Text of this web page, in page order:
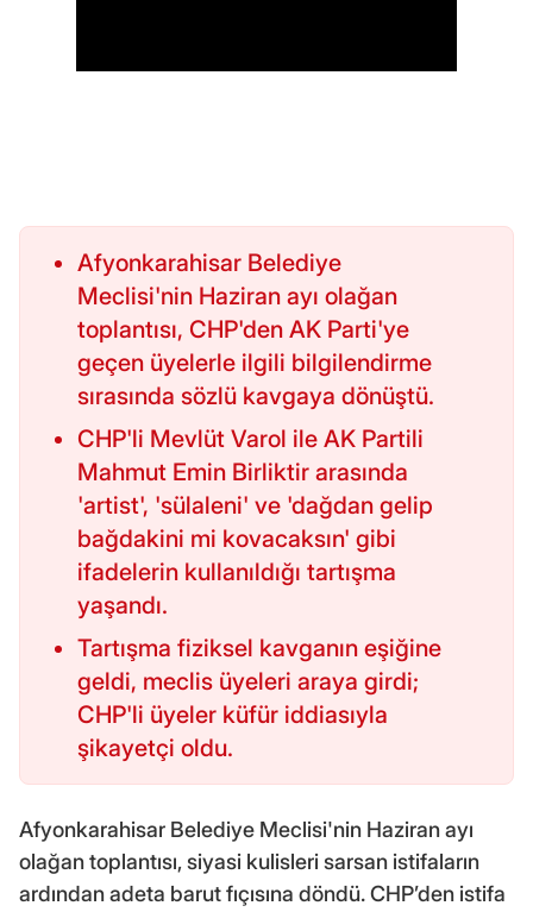
Afyonkarahisar Belediye
Meclisi'nin Haziran ayı olağan
toplantısı, CHP'den AK Parti'ye
geçen üyelerle ilgili bilgilendirme
sırasında sözlü kavgaya dönüştü.
CHP'li Mevlüt Varol ile AK Partili
Mahmut Emin Birliktir arasında
'artist', 'sülaleni' ve 'dağdan gelip
bağdakini mi kovacaksın' gibi
ifadelerin kullanıldığı tartışma
yaşandı.
Tartışma fiziksel kavganın eşiğine
geldi, meclis üyeleri araya girdi;
CHP'li üyeler küfür iddiasıyla
şikayetçi oldu.
Afyonkarahisar Belediye Meclisi'nin Haziran ayı
olağan toplantısı, siyasi kulisleri sarsan istifaların
ardından adeta barut fıçısına döndü. CHP’den istifa